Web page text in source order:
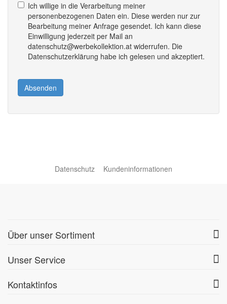
Ich willige in die Verarbeitung meiner
personenbezogenen Daten ein. Diese werden nur zur
Bearbeitung meiner Anfrage gesendet. Ich kann diese
Einwilligung jederzeit per Mail an
datenschutz@werbekollektion.at widerrufen. Die
Datenschutzerklärung habe ich gelesen und akzeptiert.
Absenden
Datenschutz Kundeninformationen
Über unser Sortiment
Unser Service
Kontaktinfos